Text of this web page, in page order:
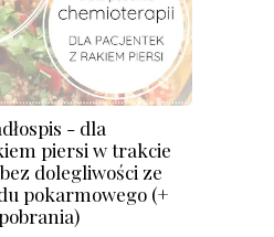
- dla
piersi w trakcie
dolegliwości ze
pokarmowego (+